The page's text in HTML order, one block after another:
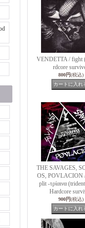
VENDETTA / fight
rdcore
800円(税込)
THE SAVAGES,
OS, POVLACION
plit -τρίαινα
Hardcore
900円(税込)